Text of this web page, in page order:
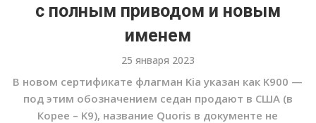
с полным приводом и новым
именем
25 января 2023
В новом сертификате флагман Kia указан как K900 —
под этим обозначением седан продают в США (в
Корее – K9), название Quoris в документе не